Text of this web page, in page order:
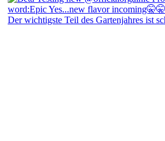
Der wichtigste Teil des Gartenjahres ist